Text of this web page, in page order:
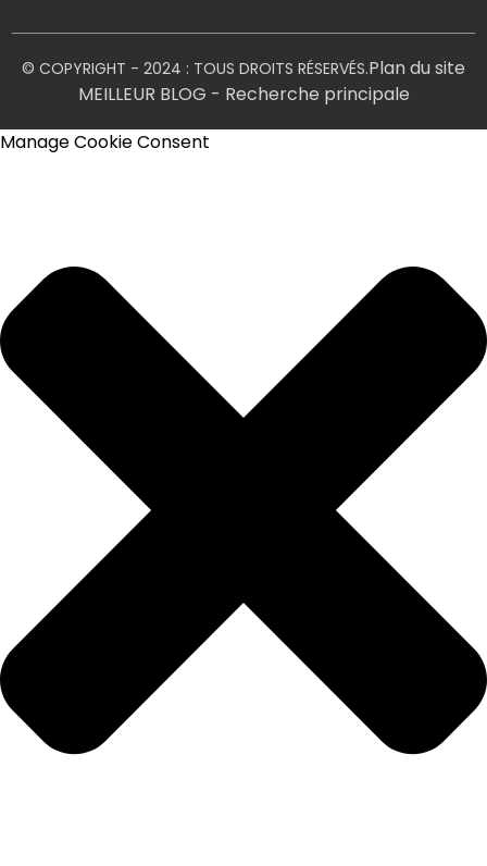
© COPYRIGHT - 2024 : TOUS DROITS RÉSERVÉS.Plan du site
MEILLEUR BLOG - Recherche principale
Manage Cookie Consent